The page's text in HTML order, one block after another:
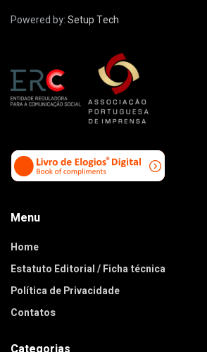
Powered by:Setup Tech
Menu
Home
Estatuto Editorial / Ficha técnica
Política de Privacidade
Contatos